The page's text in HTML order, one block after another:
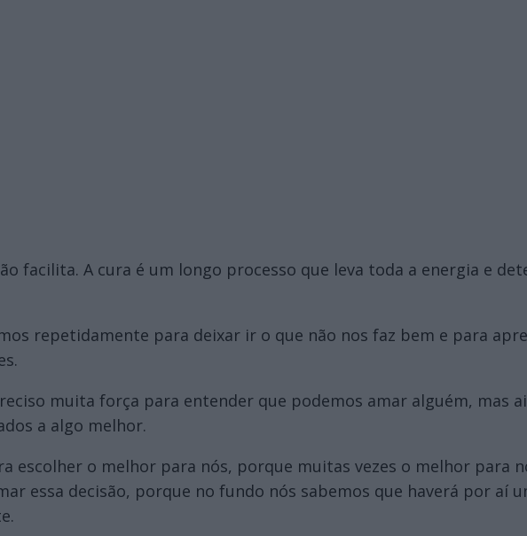
facilita. A cura é um longo processo que leva toda a energia e
repetidamente para deixar ir o que não nos faz bem e para
muita força para entender que podemos amar alguém, mas
a algo melhor.
escolher o melhor para nós, porque muitas vezes o melhor para
essa decisão, porque no fundo nós sabemos que haverá por aí